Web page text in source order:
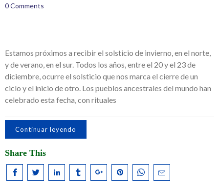
0 Comments
Estamos próximos a recibir el solsticio de invierno, en el norte,
y de verano, en el sur. Todos los años, entre el 20 y el 23 de
diciembre, ocurre el solsticio que nos marca el cierre de un
ciclo y el inicio de otro. Los pueblos ancestrales del mundo han
celebrado esta fecha, con rituales
Continuar leyendo
Share This